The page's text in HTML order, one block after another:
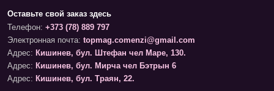
Оставьте свой заказ здесь
Телефон: +373 (78) 889 797
Электронная почта: topmag.comenzi@gmail.com
Адрес: Кишинев, бул. Штефан чел Маре, 130.
Адрес: Кишинев, бул. Мирча чел Бэтрын 6
Адрес: Кишинев, бул. Траян, 22.